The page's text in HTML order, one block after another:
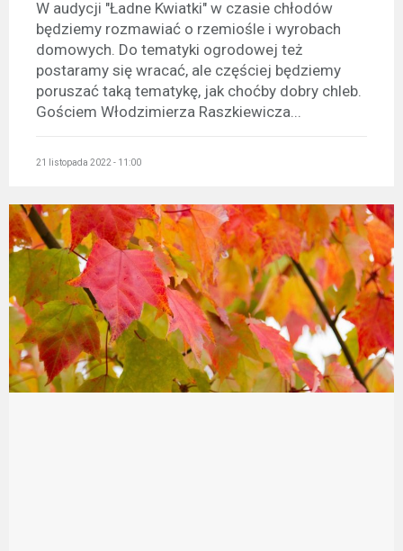
W audycji "Ładne Kwiatki" w czasie chłodów
będziemy rozmawiać o rzemiośle i wyrobach
domowych. Do tematyki ogrodowej też
postaramy się wracać, ale częściej będziemy
poruszać taką tematykę, jak choćby dobry chleb.
Gościem Włodzimierza Raszkiewicza...
21 listopada 2022 - 11:00